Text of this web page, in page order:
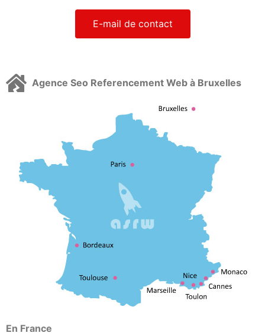
E-mail de contact
Agence Seo Referencement Web à Bruxelles
En France